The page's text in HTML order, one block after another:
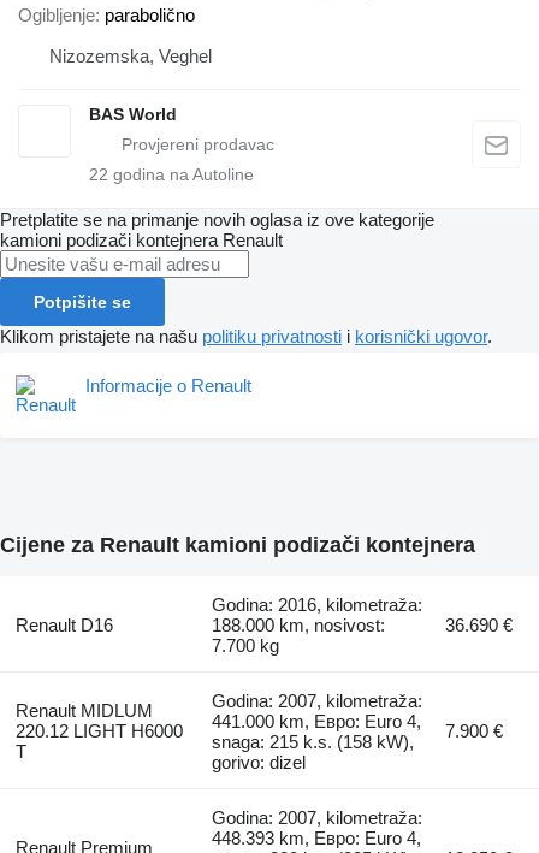
Ogibljenje parabolično
Nizozemska, Veghel
BAS World
22 godina na Autoline
Pretplatite se na primanje novih oglasa iz ove kategorije
kamioni podizači kontejnera Renault
Potpišite se
Klikom pristajete na našu politiku privatnosti i korisnički ugovor.
Informacije o Renault
Cijene za Renault kamioni podizači kontejnera
Renault D16
Godina: 2016, kilometraža:
188.000 km, nosivost:
7.700 kg
36.690 €
Renault MIDLUM
220.12 LIGHT H6000
T
Godina: 2007, kilometraža:
441.000 km, Евро: Euro 4,
snaga: 215 k.s. (158 kW),
gorivo: dizel
7.900 €
Renault Premium
Godina: 2007, kilometraža:
448.393 km, Евро: Euro 4,